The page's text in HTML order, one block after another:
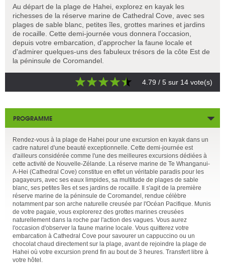
Au départ de la plage de Hahei, explorez en kayak les
richesses de la réserve marine de Cathedral Cove, avec ses
plages de sable blanc, petites îles, grottes marines et jardins
de rocaille. Cette demi-journée vous donnera l'occasion,
depuis votre embarcation, d'approcher la faune locale et
d'admirer quelques-uns des fabuleux trésors de la côte Est de
la péninsule de Coromandel.
4.79 / 5 sur 14 vote(s)
PROGRAMME
Rendez-vous à la plage de Hahei pour une excursion en kayak dans un
cadre naturel d'une beauté exceptionnelle. Cette demi-journée est
d'ailleurs considérée comme l'une des meilleures excursions dédiées à
cette activité de Nouvelle-Zélande. La réserve marine de Te Whanganui-
A-Hei (Cathedral Cove) constitue en effet un véritable paradis pour les
pagayeurs, avec ses eaux limpides, sa multitude de plages de sable
blanc, ses petites îles et ses jardins de rocaille. Il s'agit de la première
réserve marine de la péninsule de Coromandel, rendue célèbre
notamment par son arche naturelle creusée par l'Océan Pacifique. Munis
de votre pagaie, vous explorerez des grottes marines creusées
naturellement dans la roche par l'action des vagues. Vous aurez
l'occasion d'observer la faune marine locale. Vous quitterez votre
embarcation à Cathedral Cove pour savourer un cappuccino ou un
chocolat chaud directement sur la plage, avant de rejoindre la plage de
Hahei où votre excursion prend fin au bout de 3 heures. Transfert libre à
votre hôtel.